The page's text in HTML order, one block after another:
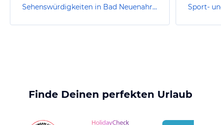
Sehenswürdigkeiten in Bad Neuenahr-Ahrweiler
Finde Deinen perfekten Urlaub